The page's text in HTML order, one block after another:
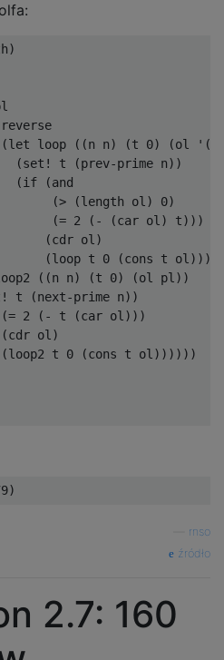
loop ((n n) (t 0) (ol
(set! t (prev-prime n))
(if (and
(> (length ol) 0)
(= 2 (- (car ol) t)))
(cdr ol)
(loop t 0 (cons t
((n n) (t 0) (ol pl))
t (next-prime n))
2 (- t (car ol)))
ol)
t 0 (cons t ol))))))
rnso
źródło
2.7: 160